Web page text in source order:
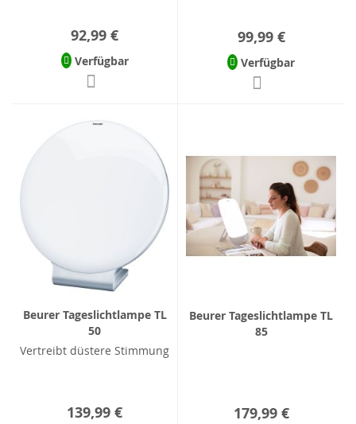
92,99 €
Verfügbar
99,99 €
Verfügbar
Beurer Tageslichtlampe TL
50
Vertreibt düstere Stimmung
139,99 €
Beurer Tageslichtlampe TL
85
179,99 €